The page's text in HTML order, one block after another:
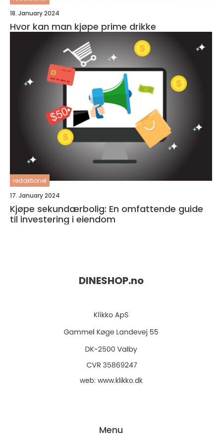
18. January 2024
Hvor kan man kjøpe prime drikke
redaktionel
17. January 2024
Kjøpe sekundærbolig: En omfattende guide
til investering i eiendom
DINESHOP.no
web: www.klikko.dk
Menu